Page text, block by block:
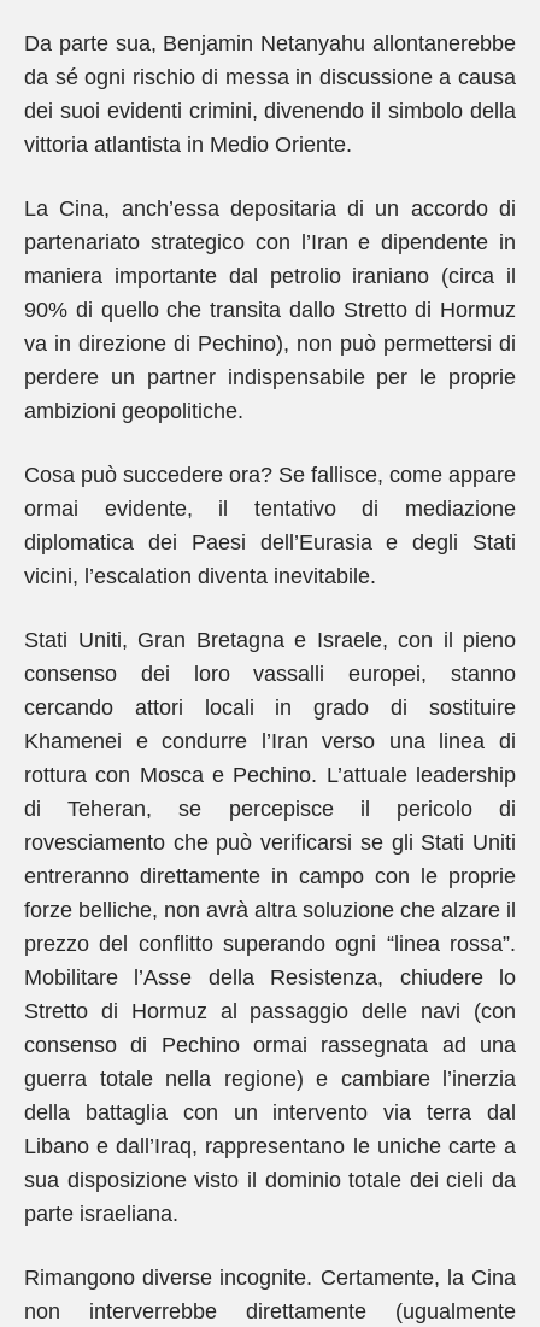
Da parte sua, Benjamin Netanyahu allontanerebbe
da sé ogni rischio di messa in discussione a causa
dei suoi evidenti crimini, divenendo il simbolo della
vittoria atlantista in Medio Oriente.
La Cina, anch’essa depositaria di un accordo di
partenariato strategico con l’Iran e dipendente in
maniera importante dal petrolio iraniano (circa il
90% di quello che transita dallo Stretto di Hormuz
va in direzione di Pechino), non può permettersi di
perdere un partner indispensabile per le proprie
ambizioni geopolitiche.
Cosa può succedere ora? Se fallisce, come appare
ormai evidente, il tentativo di mediazione
diplomatica dei Paesi dell’Eurasia e degli Stati
vicini, l’escalation diventa inevitabile.
Stati Uniti, Gran Bretagna e Israele, con il pieno
consenso dei loro vassalli europei, stanno
cercando attori locali in grado di sostituire
Khamenei e condurre l’Iran verso una linea di
rottura con Mosca e Pechino. L’attuale leadership
di Teheran, se percepisce il pericolo di
rovesciamento che può verificarsi se gli Stati Uniti
entreranno direttamente in campo con le proprie
forze belliche, non avrà altra soluzione che alzare il
prezzo del conflitto superando ogni “linea rossa”.
Mobilitare l’Asse della Resistenza, chiudere lo
Stretto di Hormuz al passaggio delle navi (con
consenso di Pechino ormai rassegnata ad una
guerra totale nella regione) e cambiare l’inerzia
della battaglia con un intervento via terra dal
Libano e dall’Iraq, rappresentano le uniche carte a
sua disposizione visto il dominio totale dei cieli da
parte israeliana.
Rimangono diverse incognite. Certamente, la Cina
non interverrebbe direttamente (ugualmente